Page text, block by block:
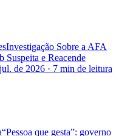
Investigação Sobre a AFA
Suspeita e Reacende
de 2026 · 7 min de leitura
“Pessoa que gesta”: governo